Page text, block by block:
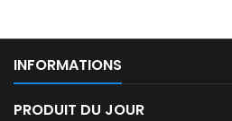
INFORMATIONS
PRODUIT DU JOUR